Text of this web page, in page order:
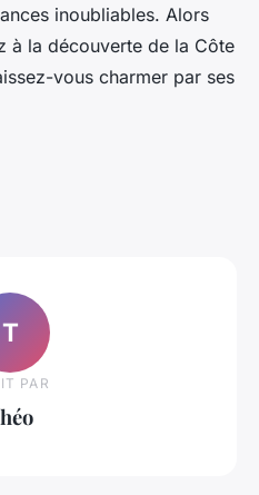
inoubliables. Alors
à la découverte de la Côte
vous charmer par ses
T
PAR